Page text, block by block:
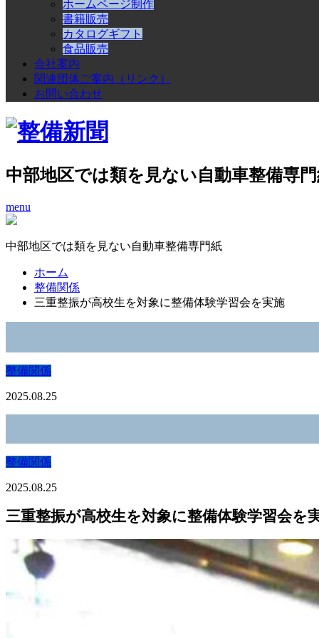
ホームページ制作
書籍販売
カタログギフト
食品販売
会社案内
関連団体ご案内（リンク）
お問い合わせ
中部地区では類を見ない自動車整備専
menu
中部地区では類を見ない自動車整備専門紙
ホーム
整備関係
三重整振が高校生を対象に整備体験学習会を実施
整備関係
2025.08.25
整備関係
2025.08.25
三重整振が高校生を対象に整備体験学習会を